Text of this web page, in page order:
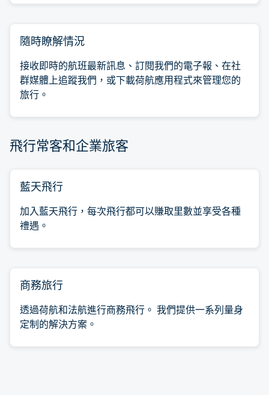
隨時瞭解情況
接收即時的航班最新訊息、訂閱我們的電子報、在社
群媒體上追蹤我們，或下載荷航應用程式來管理您的
旅行。
飛行常客和企業旅客
藍天飛行
加入藍天飛行，每次飛行都可以賺取里數並享受各種
禮遇。
商務旅行
透過荷航和法航進行商務飛行。 我們提供一系列量身
定制的解決方案。